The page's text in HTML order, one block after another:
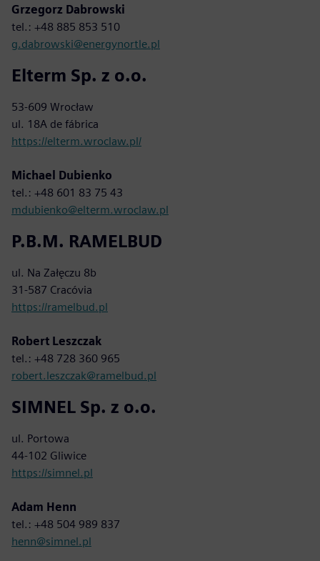
Grzegorz Dabrowski
tel.: +48 885 853 510
g.dabrowski@energynortle.pl
Elterm Sp. z o.o.
53-609 Wrocław
ul. 18A de fábrica
https://elterm.wroclaw.pl/
Michael Dubienko
tel.: +48 601 83 75 43
mdubienko@elterm.wroclaw.pl
P.B.M. RAMELBUD
ul. Na Załęczu 8b
31-587 Cracóvia
https://ramelbud.pl
Robert Leszczak
tel.: +48 728 360 965
robert.leszczak@ramelbud.pl
SIMNEL Sp. z o.o.
ul. Portowa
44-102 Gliwice
https://simnel.pl
Adam Henn
tel.: +48 504 989 837
henn@simnel.pl